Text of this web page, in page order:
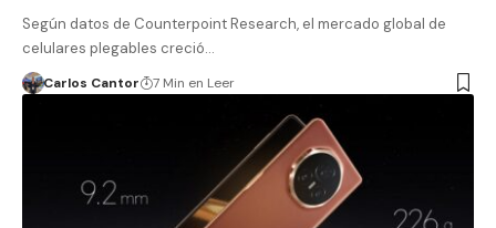
Según datos de Counterpoint Research, el mercado global de
celulares plegables creció…
Carlos Cantor 7 Min en Leer